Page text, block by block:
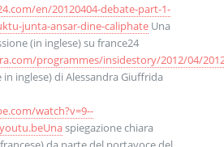
en/20120404-debate-part-1-
junta-ansar-dine-caliphateUna
(in inglese) su france24
programmes/insidestory/2012/04/
inglese) di Alessandra Giuffrida
watch?v=9--
spiegazione chiara